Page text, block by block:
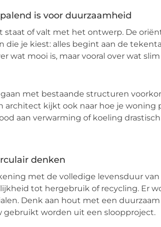
is voor duurzaamheid
staat of valt met het ontwerp. De
die je kiest: alles begint aan de
wat mooi is, maar vooral over wat slim
met bestaande structuren
architect kijkt ook naar hoe je
aan verwarming of koeling
denken
met de volledige levensduur
tot hergebruik of recycling. Er
Denk aan hout met een
gebruikt worden uit een sloopproject.